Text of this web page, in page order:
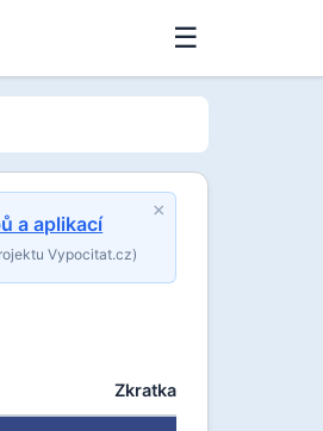
☰
×
a aplikací
Vypocitat.cz)
Zkratka